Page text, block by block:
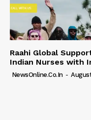
Raahi Global
Indian Nurses with
NewsOnline.co.in -